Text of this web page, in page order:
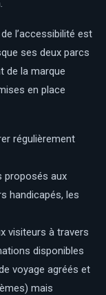
l’accessibilité est
ses deux parcs
de la marque
en place
régulièrement
proposés aux
handicapés, les
visiteurs à travers
disponibles
voyage agréés et
mais